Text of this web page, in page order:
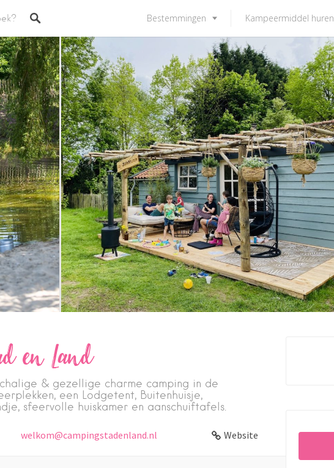
Bestemmingen Kampeermiddel huren
en Land
& gezellige charme camping in de
een Lodgetent, Buitenhuisje,
sfeervolle huiskamer en aanschuiftafels.
welkom@campingstadenland.nl Website